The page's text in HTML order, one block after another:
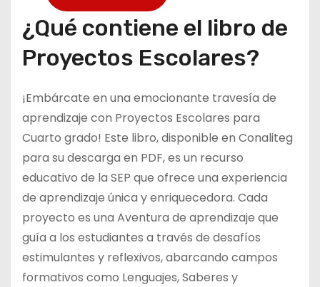
¿Qué contiene el libro de
Proyectos Escolares?
¡Embárcate en una emocionante travesía de
aprendizaje con Proyectos Escolares para
Cuarto grado! Este libro, disponible en Conaliteg
para su descarga en PDF, es un recurso
educativo de la SEP que ofrece una experiencia
de aprendizaje única y enriquecedora. Cada
proyecto es una Aventura de aprendizaje que
guía a los estudiantes a través de desafíos
estimulantes y reflexivos, abarcando campos
formativos como Lenguajes, Saberes y